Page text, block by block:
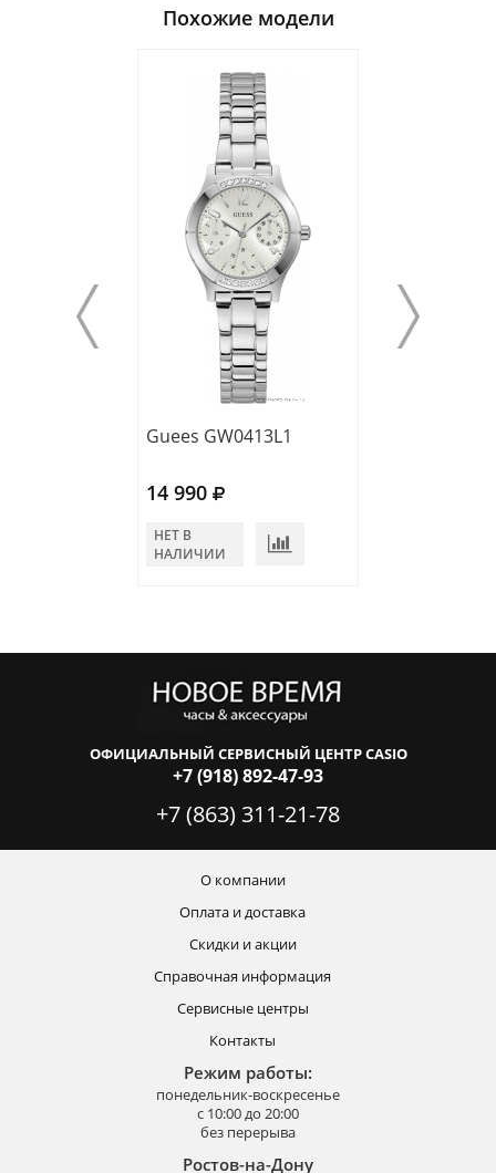
Похожие модели
Guees GW0413L1
14 990
НЕТ В
НАЛИЧИИ
ОФИЦИАЛЬНЫЙ СЕРВИСНЫЙ ЦЕНТР CASIO
+7 (918) 892-47-93
+7 (863) 311-21-78
О компании
Оплата и доставка
Скидки и акции
Справочная информация
Сервисные центры
Контакты
Режим работы:
понедельник-воскресенье
с 10:00 до 20:00
без перерыва
Ростов-на-Дону